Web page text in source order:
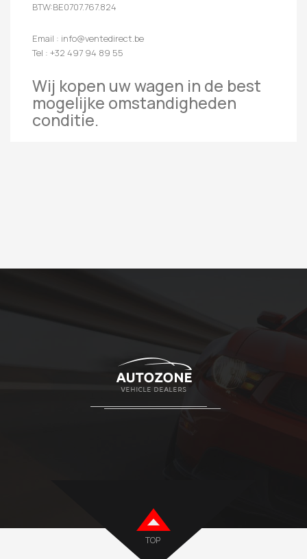
BTW:BE0707.767.824
Email : info@ventedirect.be
Tel : +32 497 94 89 55
Wij kopen uw wagen in de best
mogelijke omstandigheden
conditie.
TOP